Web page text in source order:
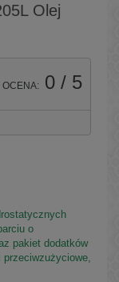
Olej
OCENA: 0 / 5
o
pakiet dodatków